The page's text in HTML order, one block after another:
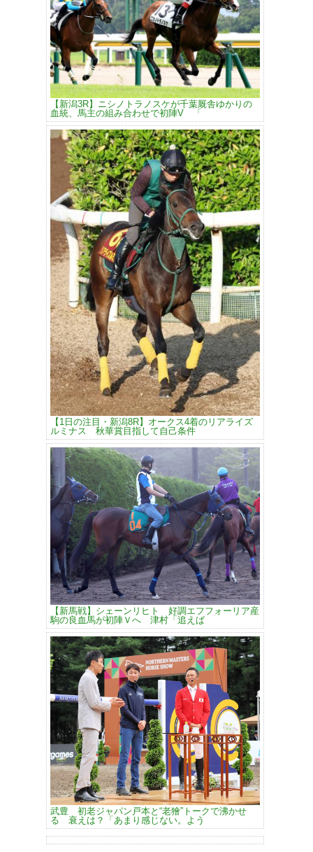
【新潟3R】ニシノトラノスケが千葉厩舎ゆかりの
血統、馬主の組み合わせで初陣V 「
【1日の注目・新潟8R】オークス4着のリアライズ
ルミナス 秋華賞目指して自己条件
【新馬戦】シェーンリヒト 好調エフフォーリア産
駒の良血馬が初陣Ｖへ 津村「追えば
武豊 初老ジャパン戸本と“老獪”トークで沸かせ
る 衰えは？「あまり感じない。よう